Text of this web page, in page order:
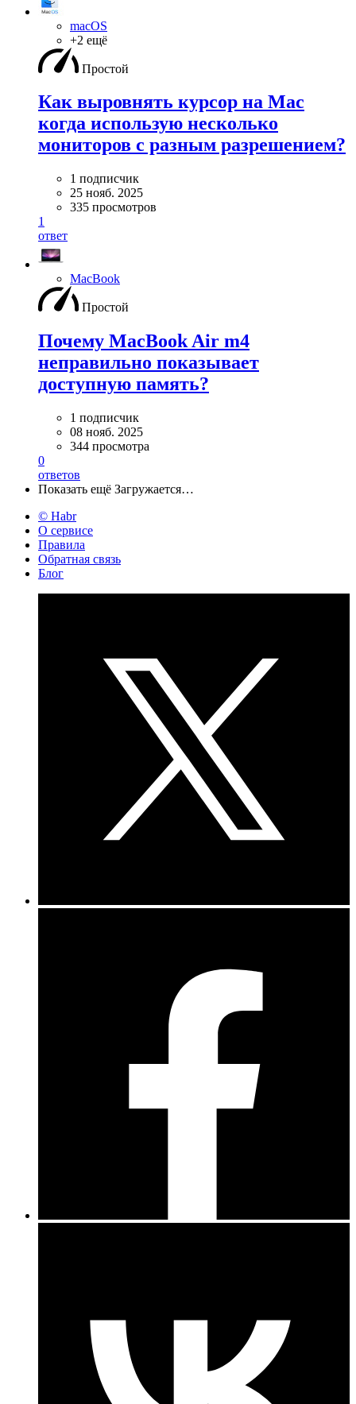
macOS
+2 ещё
Простой
Как выровнять курсор на Mac
когда использую несколько
мониторов с разным разрешением?
1 подписчик
25 нояб. 2025
335 просмотров
1
ответ
MacBook
Простой
Почему MacBook Air m4
неправильно показывает
доступную память?
1 подписчик
08 нояб. 2025
344 просмотра
0
ответов
Показать ещё Загружается…
© Habr
О сервисе
Правила
Обратная связь
Блог